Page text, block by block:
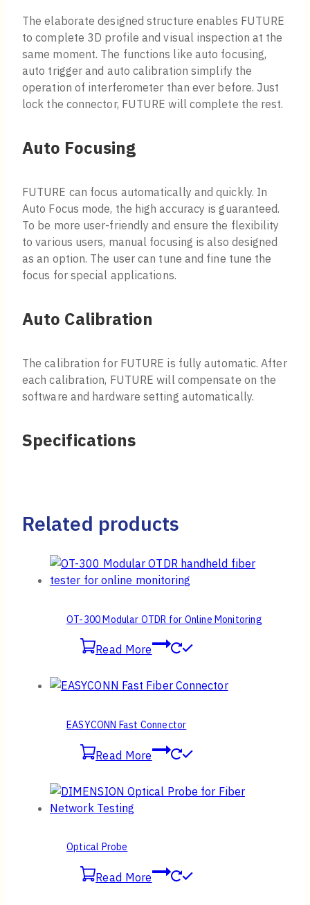
The elaborate designed structure enables FUTURE
to complete 3D profile and visual inspection at the
same moment. The functions like auto focusing,
auto trigger and auto calibration simplify the
operation of interferometer than ever before. Just
lock the connector, FUTURE will complete the rest.
Auto Focusing
FUTURE can focus automatically and quickly. In
Auto Focus mode, the high accuracy is guaranteed.
To be more user-friendly and ensure the flexibility
to various users, manual focusing is also designed
as an option. The user can tune and fine tune the
focus for special applications.
Auto Calibration
The calibration for FUTURE is fully automatic. After
each calibration, FUTURE will compensate on the
software and hardware setting automatically.
Specifications
Related products
OT-300 Modular OTDR for Online Monitoring
Read More
EASYCONN Fast Connector
Read More
Optical Probe
Read More